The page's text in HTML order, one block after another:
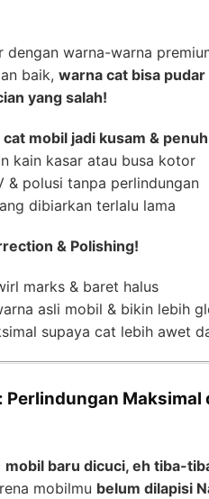
dengan warna-warna
baik, warna cat bisa
yang salah!
mobil jadi kusam &
kain kasar atau busa kotor
& polusi tanpa perlindungan
dibiarkan terlalu lama
& Polishing!
marks & baret halus
asli mobil & bikin lebih
supaya cat lebih awet
Perlindungan Maksimal
mobil baru dicuci, eh tiba-
mobilmu belum dilapisi